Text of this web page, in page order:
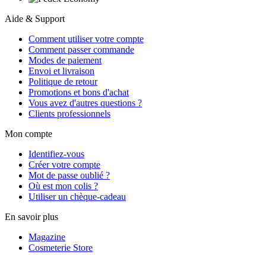
Aide & Support
Comment utiliser votre compte
Comment passer commande
Modes de paiement
Envoi et livraison
Politique de retour
Promotions et bons d'achat
Vous avez d'autres questions ?
Clients professionnels
Mon compte
Identifiez-vous
Créer votre compte
Mot de passe oublié ?
Où est mon colis ?
Utiliser un chèque-cadeau
En savoir plus
Magazine
Cosmeterie Store